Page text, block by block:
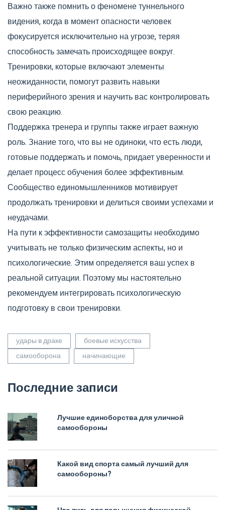
Важно также помнить о феномене туннельного
видения, когда в момент опасности человек
фокусируется исключительно на угрозе, теряя
способность замечать происходящее вокруг.
Тренировки, которые включают элементы
неожиданности, помогут развить навыки
периферийного зрения и научить вас контролировать
свою реакцию.
Поддержка тренера и группы также играет важную
роль. Знание того, что вы не одиноки, что есть люди,
готовые поддержать и помочь, придает уверенности и
делает процесс обучения более эффективным.
Сообщество единомышленников мотивирует
продолжать тренировки и делиться своими успехами и
неудачами.
На пути к эффективности самозащиты необходимо
учитывать не только физическим аспекты, но и
психологические. Этим определяется ваш успех в
реальной ситуации. Поэтому мы настоятельно
рекомендуем интегрировать психологическую
подготовку в свои тренировки.
удары в драке
боевые искусства
самооборона
начинающие
Последние записи
Лучшие единоборства для уличной
самообороны
Какой вид спорта самый лучший для
самообороны?